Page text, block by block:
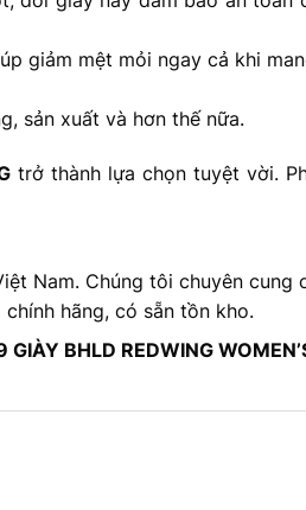
giảm mệt mỏi ngay cả khi
sản xuất và hơn thế nữa.
trở thành lựa chọn tuyệt vời.
Nam. Chúng tôi chuyên cung
hãng, có sẵn tồn kho.
BHLD REDWING